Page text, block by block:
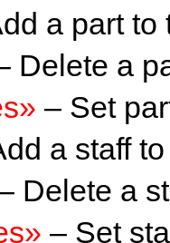
a part to
Delete a
– Set
a staff
Delete a
– Set